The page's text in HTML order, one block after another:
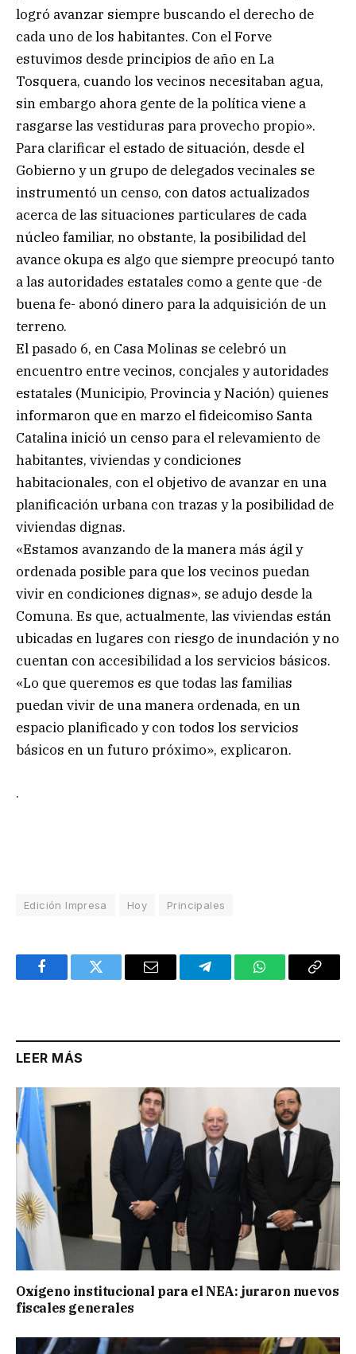
logró avanzar siempre buscando el derecho de
cada uno de los habitantes. Con el Forve
estuvimos desde principios de año en La
Tosquera, cuando los vecinos necesitaban agua,
sin embargo ahora gente de la política viene a
rasgarse las vestiduras para provecho propio».
Para clarificar el estado de situación, desde el
Gobierno y un grupo de delegados vecinales se
instrumentó un censo, con datos actualizados
acerca de las situaciones particulares de cada
núcleo familiar, no obstante, la posibilidad del
avance okupa es algo que siempre preocupó tanto
a las autoridades estatales como a gente que -de
buena fe- abonó dinero para la adquisición de un
terreno.
El pasado 6, en Casa Molinas se celebró un
encuentro entre vecinos, concjales y autoridades
estatales (Municipio, Provincia y Nación) quienes
informaron que en marzo el fideicomiso Santa
Catalina inició un censo para el relevamiento de
habitantes, viviendas y condiciones
habitacionales, con el objetivo de avanzar en una
planificación urbana con trazas y la posibilidad de
viviendas dignas.
«Estamos avanzando de la manera más ágil y
ordenada posible para que los vecinos puedan
vivir en condiciones dignas», se adujo desde la
Comuna. Es que, actualmente, las viviendas están
ubicadas en lugares con riesgo de inundación y no
cuentan con accesibilidad a los servicios básicos.
«Lo que queremos es que todas las familias
puedan vivir de una manera ordenada, en un
espacio planificado y con todos los servicios
básicos en un futuro próximo», explicaron.
.
Edición Impresa Hoy Principales
FacebookTwitter Email TelegramWhatsAppCopy
LEER MÁS
Oxígeno institucional para el NEA: juraron nuevos
fiscales generales